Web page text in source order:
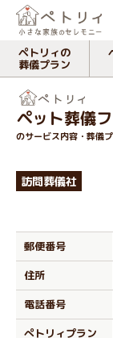
ペトリィの
葬儀プラン
ペット葬儀
のサービス内容・葬儀
訪問葬儀社
郵便番号
住所
電話番号
ぺトリィプラン